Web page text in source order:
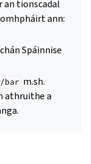
an tionscadal
ann:
Spáinnise
bar m.sh.
athruithe a